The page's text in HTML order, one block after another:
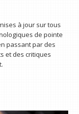
à jour sur tous
de pointe
passant par des
et des critiques